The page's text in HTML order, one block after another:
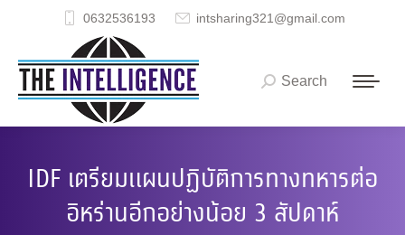
0632536193 intsharing321@gmail.com
Search:
Search
IDF เตรียมแผนปฏิบัติการทางทหารต่อ
อิหร่านอีกอย่างน้อย 3 สัปดาห์